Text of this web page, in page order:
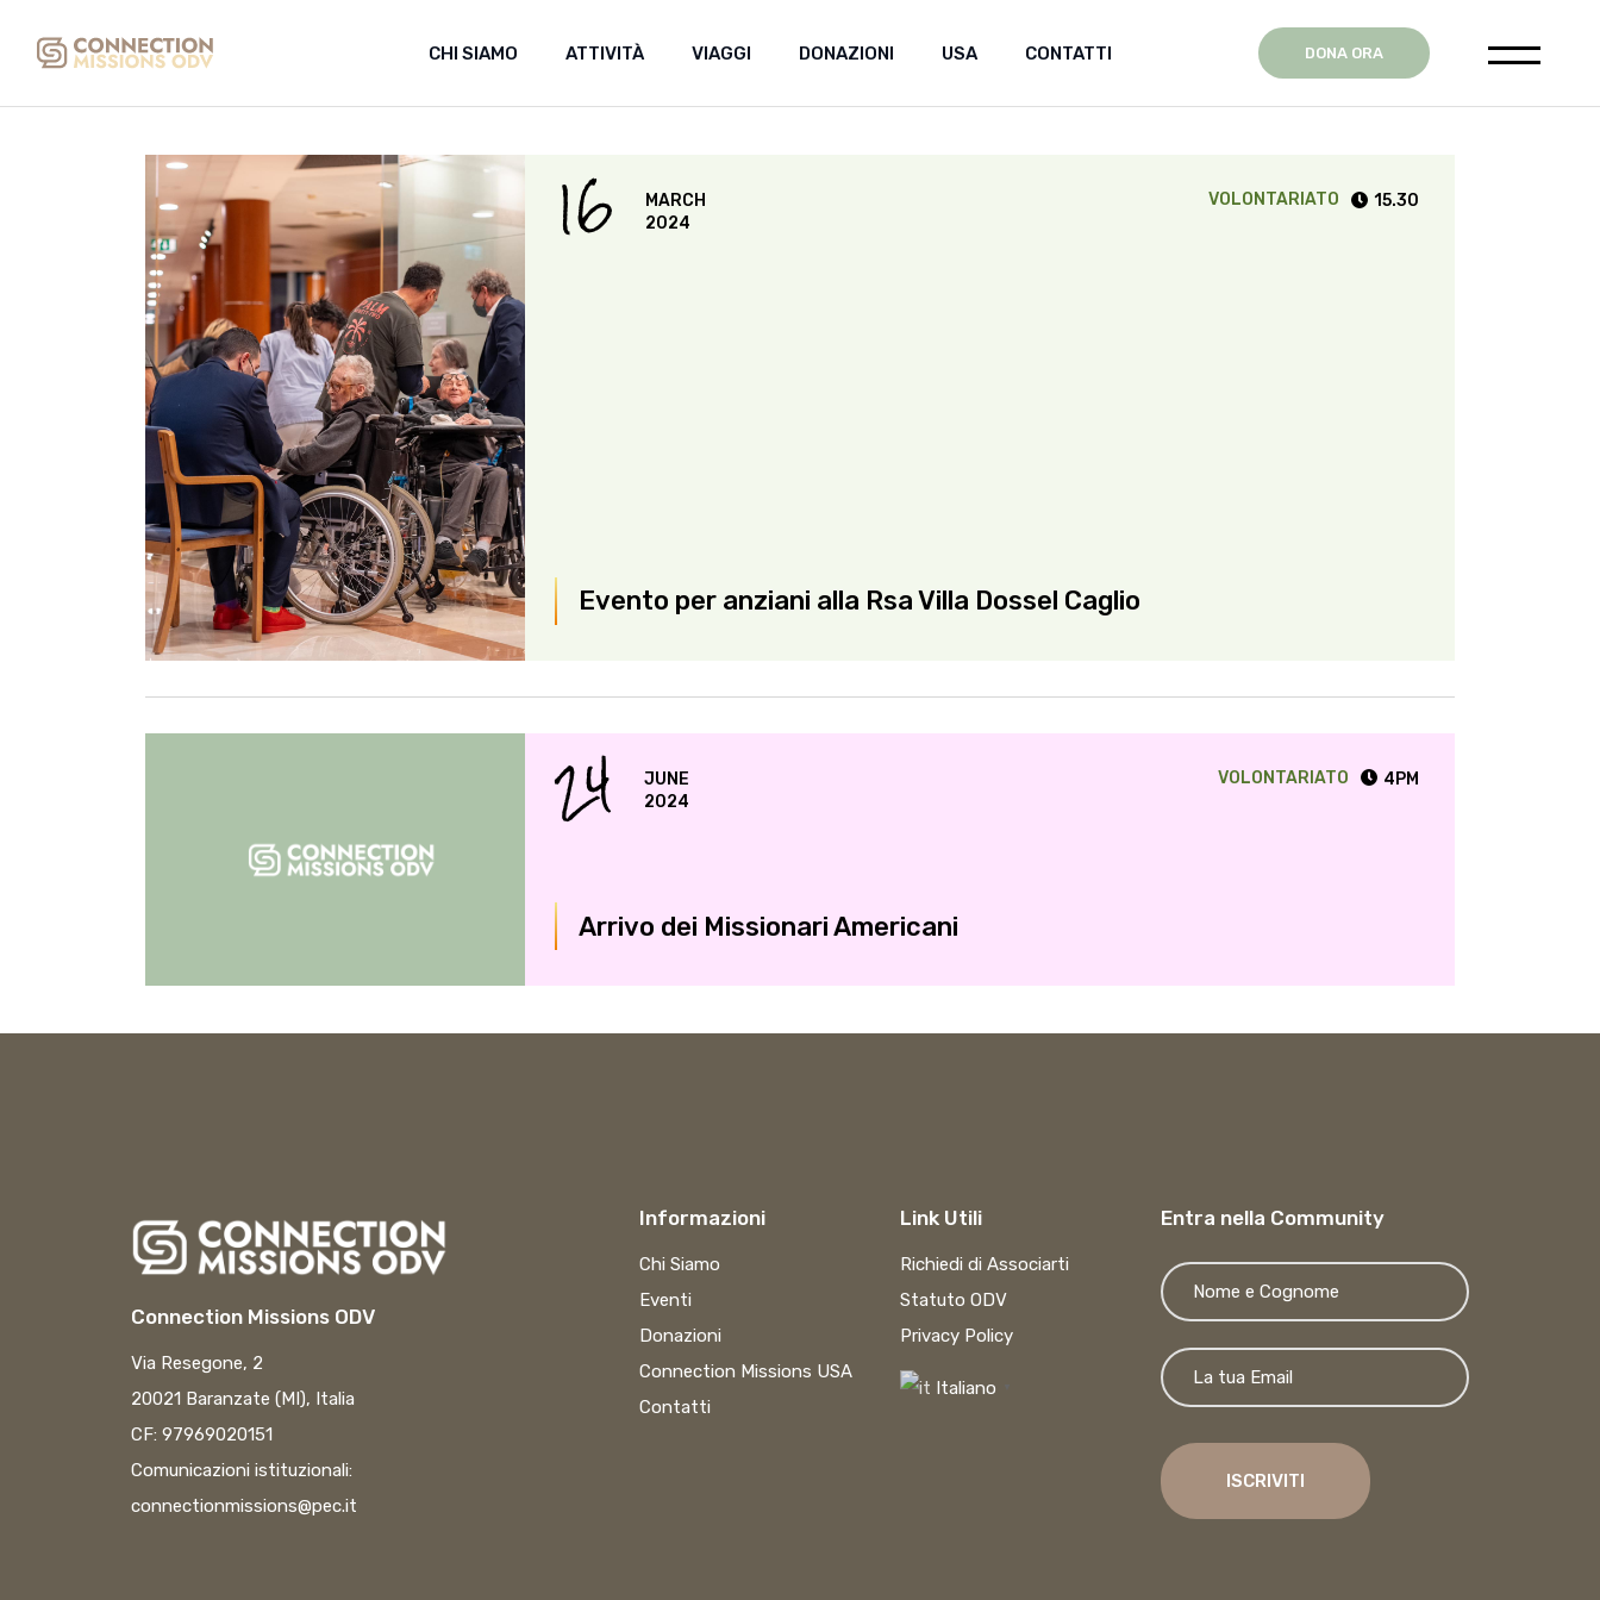
content
CHI SIAMO ATTIVITÀ VIAGGI DONAZIONI USA CONTATTI DONA ORA
Donazioni
16
MARCH
2024
VOLONTARIATO 15.30
Evento per anziani alla Rsa Villa Dossel Caglio
24
JUNE
2024
VOLONTARIATO 4PM
Arrivo dei Missionari Americani
Connection Missions ODV
Via Resegone, 2
20021 Baranzate (MI), Italia
CF: 97969020151
Comunicazioni istituzionali:
connectionmissions@pec.it
Informazioni
Chi Siamo
Eventi
Donazioni
Connection Missions USA
Contatti
Link Utili
Richiedi di Associarti
Statuto ODV
Privacy Policy
Italiano
Entra nella Community
Si prega di
ISCRIVITI